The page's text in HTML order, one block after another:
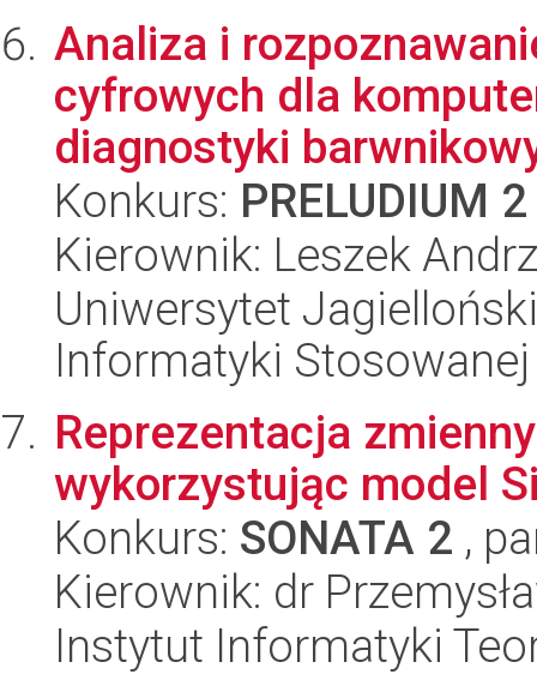
Analiza i
cyfrowych dla
diagnostyki
Konkurs: PRELUDIUM 2
Kierownik: Leszek
Uniwersytet
Informatyki Stosowanej
Reprezentacja
wykorzystując model
Konkurs: SONATA 2 ,
Kierownik: dr
Instytut Informatyki